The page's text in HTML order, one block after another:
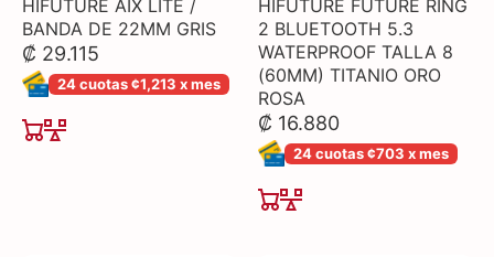
HIFUTURE AIX LITE /
BANDA DE 22MM GRIS
₡ 29.115
24 cuotas ¢1,213 x mes
HIFUTURE FUTURE RING
2 BLUETOOTH 5.3
WATERPROOF TALLA 8
(60MM) TITANIO ORO
ROSA
₡ 16.880
24 cuotas ¢703 x mes